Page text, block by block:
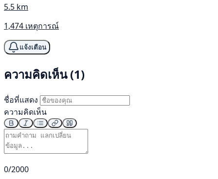
5.5 km
1,474 เหตุการณ์
แจ้งเตือน
ความคิดเห็น (1)
ชื่อที่แสดง
ความคิดเห็น
0/2000